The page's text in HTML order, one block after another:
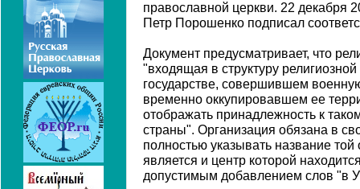
православной церкви. 22 декабря
Петр Порошенко подписал
Документ предусматривает, что
"входящая в структуру
государстве, совершившем
временно оккупировавшем ее
отображать принадлежность к
страны". Организация обязана в
полностью указывать название той
является и центр которой
допустимым добавлением слов "в